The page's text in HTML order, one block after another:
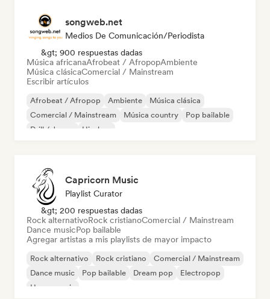
songweb.net
Medios De Comunicación/Periodista
&gt; 900 respuestas dadas
Música africanaAfrobeat / AfropopAmbiente
Música clásicaComercial / Mainstream
Escribir artículos
Afrobeat / Afropop Ambiente
Música clásica
Comercial / Mainstream
Música country
Pop bailable
Drill / Jersey
Hip-hop
Capricorn Music
Playlist Curator
&gt; 200 respuestas dadas
Rock alternativoRock cristianoComercial / Mainstream
Dance musicPop bailable
Agregar artistas a mis playlists de mayor impacto
Rock alternativo Rock cristiano
Comercial / Mainstream
Dance music
Pop bailable Dream pop
Electropop
House music